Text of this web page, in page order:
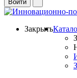
Войти
Закрыть